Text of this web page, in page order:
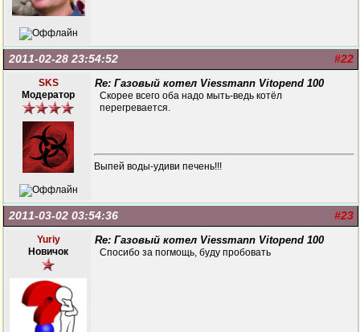
#22
2011-02-28 23:54:52
SKS
Модератор
Re: Газовый котел Viessmann Vitopend 100
Скорее всего оба надо мыть-ведь котёл
перегревается.
Выпей воды-удиви печень!!!
#23
2011-03-02 03:54:36
Yuriy
Новичок
Re: Газовый котел Viessmann Vitopend 100
Спосибо за погмощь, буду пробовать